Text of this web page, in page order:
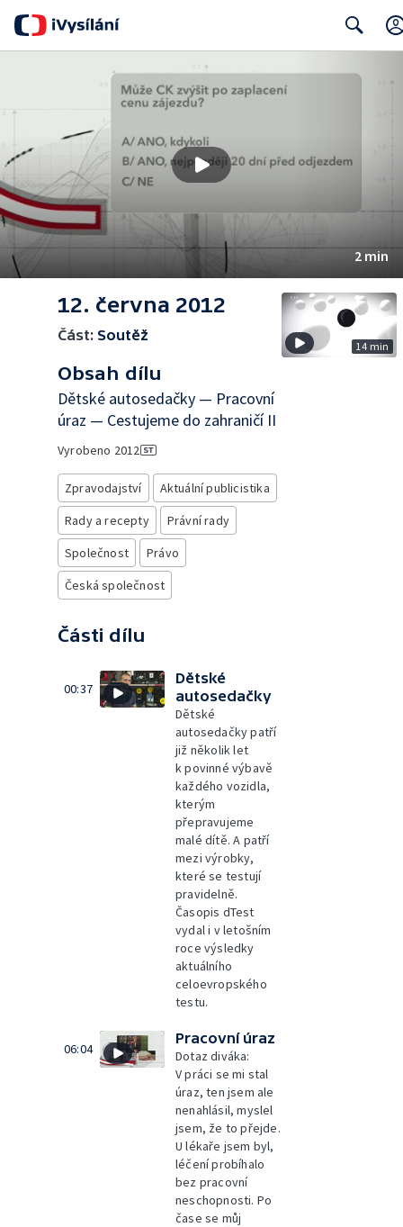
2 min
12. června 2012
Část: Soutěž
Obsah dílu
Dětské autosedačky — Pracovní
úraz — Cestujeme do zahraničí II
Vyrobeno 2012
Zpravodajství
Aktuální publicistika
Rady a recepty
Právní rady
Společnost
Právo
Česká společnost
Části dílu
00:37
Dětské
autosedačky
Dětské
autosedačky patří
již několik let
k povinné výbavě
každého vozidla,
kterým
přepravujeme
malé dítě. A patří
mezi výrobky,
které se testují
pravidelně.
Časopis dTest
vydal i v letošním
roce výsledky
aktuálního
celoevropského
testu.
06:04
Pracovní úraz
Dotaz diváka:
V práci se mi stal
úraz, ten jsem ale
nenahlásil, myslel
jsem, že to přejde.
U lékaře jsem byl,
léčení probíhalo
bez pracovní
neschopnosti. Po
čase se můj
14 min